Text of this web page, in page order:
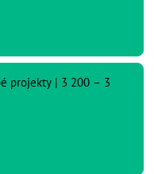
projekty | 3 200 – 3